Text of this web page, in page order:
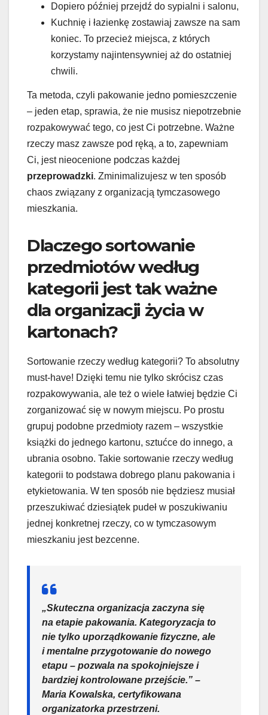
Dopiero później przejdź do sypialni i salonu,
Kuchnię i łazienkę zostawiaj zawsze na sam
koniec. To przecież miejsca, z których
korzystamy najintensywniej aż do ostatniej
chwili.
Ta metoda, czyli pakowanie jedno pomieszczenie
– jeden etap, sprawia, że nie musisz niepotrzebnie
rozpakowywać tego, co jest Ci potrzebne. Ważne
rzeczy masz zawsze pod ręką, a to, zapewniam
Ci, jest nieocenione podczas każdej
przeprowadzki. Zminimalizujesz w ten sposób
chaos związany z organizacją tymczasowego
mieszkania.
Dlaczego sortowanie
przedmiotów według
kategorii jest tak ważne
dla organizacji życia w
kartonach?
Sortowanie rzeczy według kategorii? To absolutny
must-have! Dzięki temu nie tylko skrócisz czas
rozpakowywania, ale też o wiele łatwiej będzie Ci
zorganizować się w nowym miejscu. Po prostu
grupuj podobne przedmioty razem – wszystkie
książki do jednego kartonu, sztućce do innego, a
ubrania osobno. Takie sortowanie rzeczy według
kategorii to podstawa dobrego planu pakowania i
etykietowania. W ten sposób nie będziesz musiał
przeszukiwać dziesiątek pudeł w poszukiwaniu
jednej konkretnej rzeczy, co w tymczasowym
mieszkaniu jest bezcenne.
„Skuteczna organizacja zaczyna się
na etapie pakowania. Kategoryzacja to
nie tylko uporządkowanie fizyczne, ale
i mentalne przygotowanie do nowego
etapu – pozwala na spokojniejsze i
bardziej kontrolowane przejście.” –
Maria Kowalska, certyfikowana
organizatorka przestrzeni.